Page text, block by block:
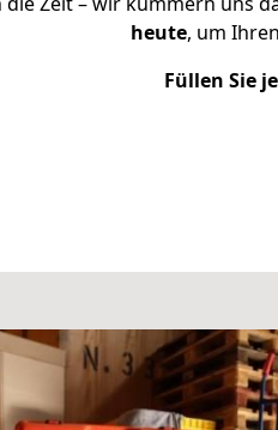
heute, um
Füllen Sie